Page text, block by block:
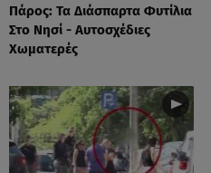
Πάρος: Τα Διάσπαρτα Φυτίλια
Στο Νησί - Αυτοσχέδιες
Χωματερές